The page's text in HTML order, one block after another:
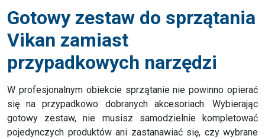
Gotowy zestaw do sprzątania
Vikan zamiast
przypadkowych narzędzi
W profesjonalnym obiekcie sprzątanie nie powinno opierać
się na przypadkowo dobranych akcesoriach. Wybierając
gotowy zestaw, nie musisz samodzielnie kompletować
pojedynczych produktów ani zastanawiać się, czy wybrane